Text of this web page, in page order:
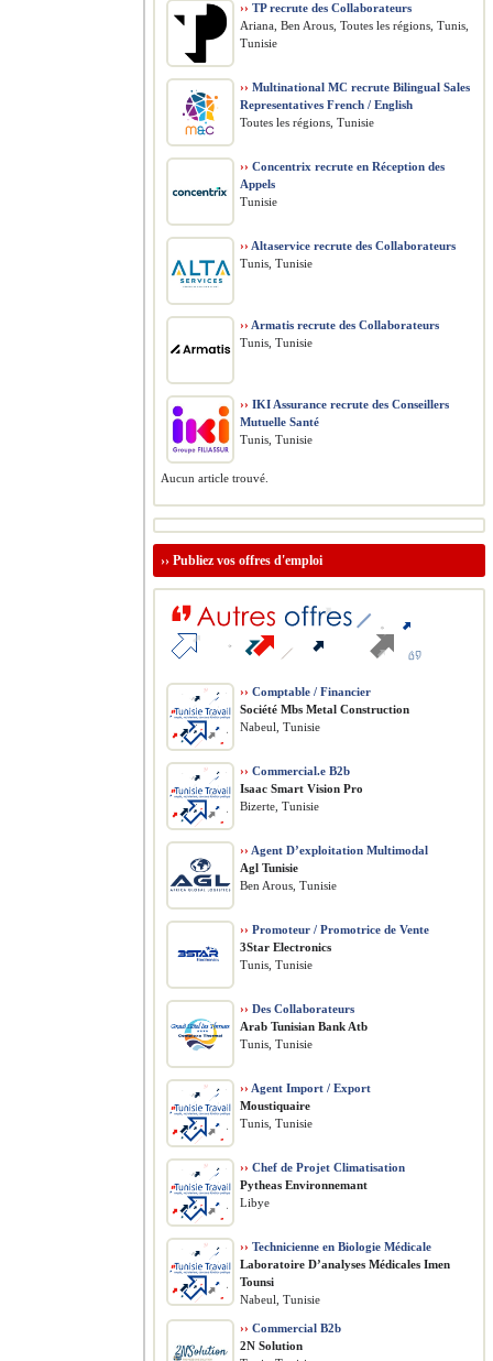
›› TP recrute des Collaborateurs
Ariana, Ben Arous, Toutes les régions, Tunis,
Tunisie
›› Multinational MC recrute Bilingual Sales
Representatives French / English
Toutes les régions, Tunisie
›› Concentrix recrute en Réception des
Appels
Tunisie
›› Altaservice recrute des Collaborateurs
Tunis, Tunisie
›› Armatis recrute des Collaborateurs
Tunis, Tunisie
›› IKI Assurance recrute des Conseillers
Mutuelle Santé
Tunis, Tunisie
Aucun article trouvé.
›› Publiez vos offres d'emploi
›› Comptable / Financier
Société Mbs Metal Construction
Nabeul, Tunisie
›› Commercial.e B2b
Isaac Smart Vision Pro
Bizerte, Tunisie
›› Agent D’exploitation Multimodal
Agl Tunisie
Ben Arous, Tunisie
›› Promoteur / Promotrice de Vente
3Star Electronics
Tunis, Tunisie
›› Des Collaborateurs
Arab Tunisian Bank Atb
Tunis, Tunisie
›› Agent Import / Export
Moustiquaire
Tunis, Tunisie
›› Chef de Projet Climatisation
Pytheas Environnemant
Libye
›› Technicienne en Biologie Médicale
Laboratoire D’analyses Médicales Imen
Tounsi
Nabeul, Tunisie
›› Commercial B2b
2N Solution